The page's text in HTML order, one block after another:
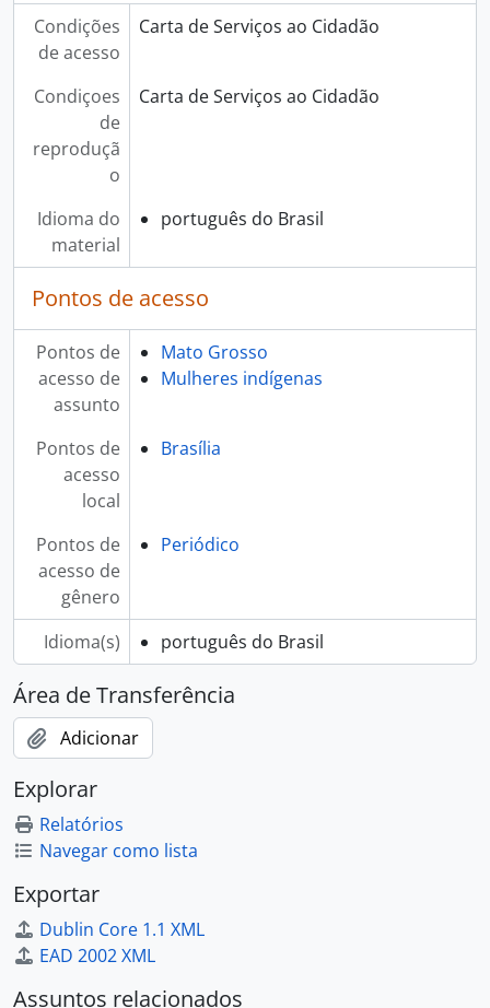
Condições
de acesso
Carta de Serviços ao Cidadão
Condiçoes
de
reproduçã
o
Carta de Serviços ao Cidadão
Idioma do
material
português do Brasil
Pontos de acesso
Pontos de
acesso de
assunto
Mato Grosso
Mulheres indígenas
Pontos de
acesso
local
Brasília
Pontos de
acesso de
gênero
Periódico
Idioma(s) português do Brasil
Área de Transferência
Adicionar
Explorar
Relatórios
Navegar como lista
Exportar
Dublin Core 1.1 XML
EAD 2002 XML
Assuntos relacionados